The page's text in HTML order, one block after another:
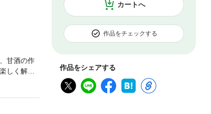
カートへ
作品をチェックする
作品をシェアする
甘酒の作
しく解